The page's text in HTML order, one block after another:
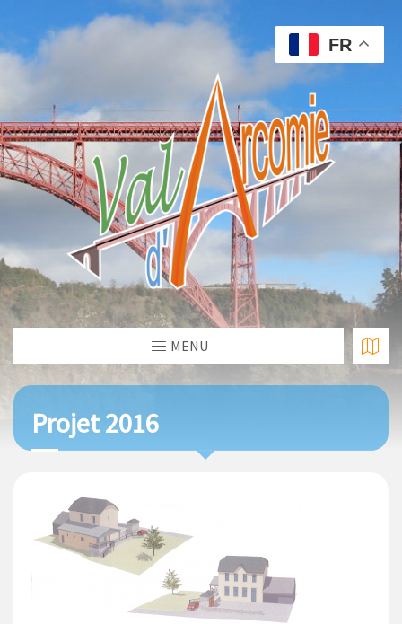
MENU
Projet 2016
FR